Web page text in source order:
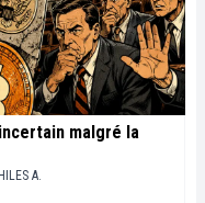
malgré la
A.